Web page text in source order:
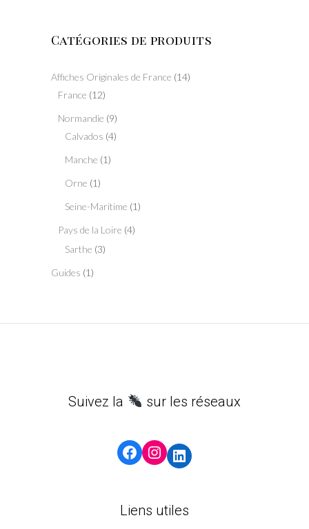
Catégories de produits
Affiches Originales de France (14)
France (12)
Normandie (9)
Calvados (4)
Manche (1)
Orne (1)
Seine-Maritime (1)
Pays de la Loire (4)
Sarthe (3)
Guides (1)
Suivez la sur les réseaux
Facebook
Instagram
LinkedIn
Liens utiles